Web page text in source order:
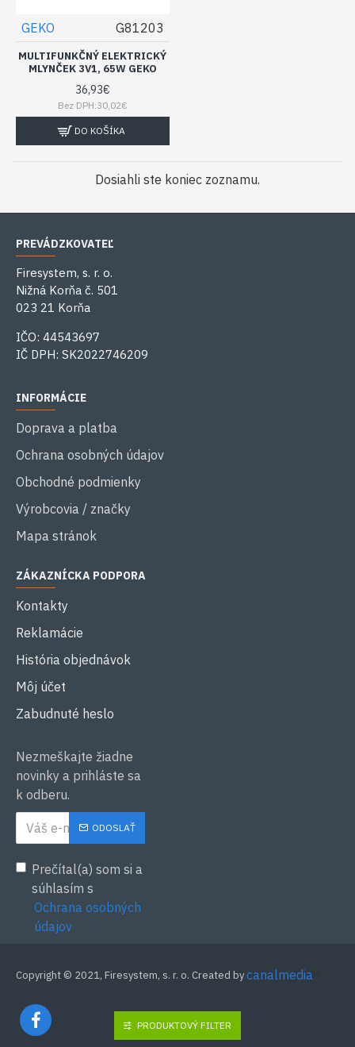
GEKO G81203
MULTIFUNKČNÝ ELEKTRICKÝ
MLYNČEK 3V1, 65W GEKO
36,93€
Bez DPH:30,02€
DO KOŠÍKA
Dosiahli ste koniec zoznamu.
PREVÁDZKOVATEĽ
Firesystem, s. r. o.
Nižná Korňa č. 501
023 21 Korňa
IČO: 44543697
IČ DPH: SK2022746209
INFORMÁCIE
Doprava a platba
Ochrana osobných údajov
Obchodné podmienky
Výrobcovia / značky
Mapa stránok
ZÁKAZNÍCKA PODPORA
Kontakty
Reklamácie
História objednávok
Môj účet
Zabudnuté heslo
Nezmeškajte žiadne
novinky a prihláste sa
k odberu.
ODOSLAŤ
Prečítal(a) som si a
súhlasím s
Ochrana osobných
údajov
Copyright © 2021, Firesystem, s. r. o. Created bycanalmedia
PRODUKTOVÝ FILTER